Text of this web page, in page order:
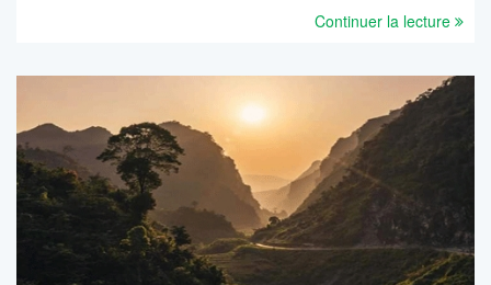
Continuer la lecture